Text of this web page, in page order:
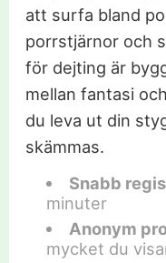
att surfa bland
porrstjärnor och
för dejting är
mellan fantasi
du leva ut din
skämmas.
Snabb
minuter
Anonym
mycket du